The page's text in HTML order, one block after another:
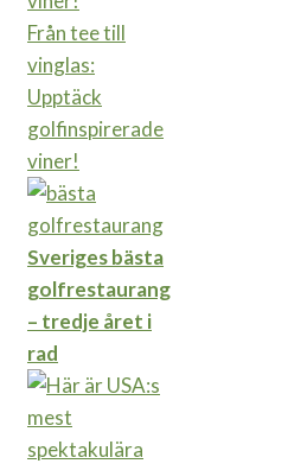
Från tee till
vinglas:
Upptäck
golfinspirerade
viner!
Sveriges bästa
golfrestaurang
– tredje året i
rad